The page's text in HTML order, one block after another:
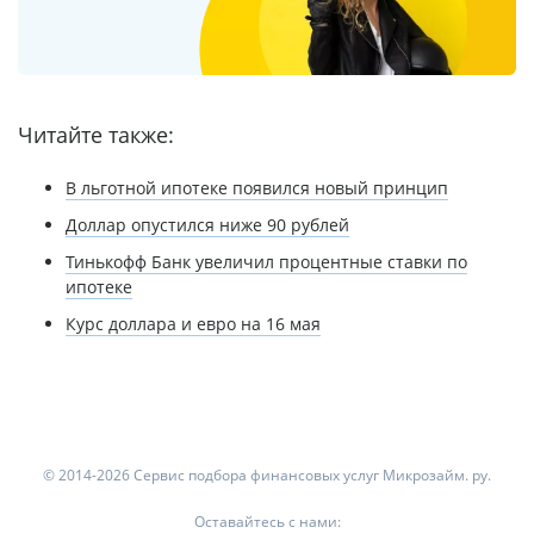
Читайте также:
В льготной ипотеке появился новый принцип
Доллар опустился ниже 90 рублей
Тинькофф Банк увеличил процентные ставки по
ипотеке
Курс доллара и евро на 16 мая
© 2014-2026 Сервис подбора финансовых услуг Микрозайм. ру.
Оставайтесь с нами: